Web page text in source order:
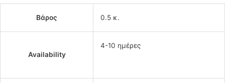
Βάρος 0.5 κ.
Availability
4-10 ημέρες